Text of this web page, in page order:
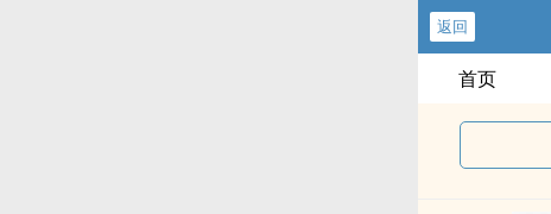
返回
首页